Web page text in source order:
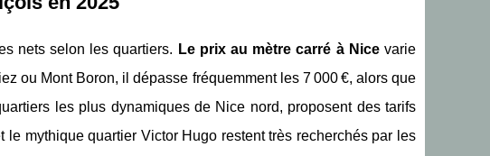
nets selon les quartiers. Le prix au mètre carré à Nicevarie
ou Mont Boron, il dépasse fréquemment les 7 000 €, alors que
les plus dynamiques de Nice nord, proposent des tarifs
mythique quartier Victor Hugo restent très recherchés par les